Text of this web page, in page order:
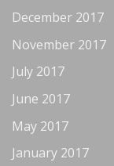
December 2017
November 2017
July 2017
June 2017
May 2017
January 2017